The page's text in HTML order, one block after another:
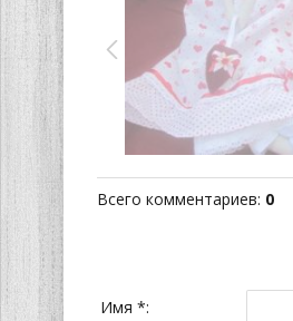
Всего комментариев: 0
Имя *: